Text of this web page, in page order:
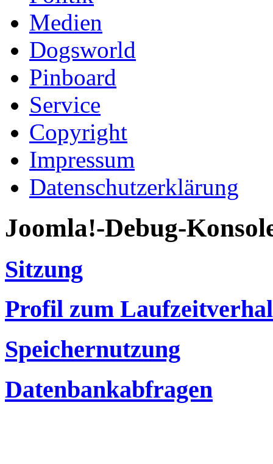
Medien
Dogsworld
Pinboard
Service
Copyright
Impressum
Datenschutzerklärung
Joomla!-Debug-
Sitzung
Profil zum
Speichernutzung
Datenbankabfragen